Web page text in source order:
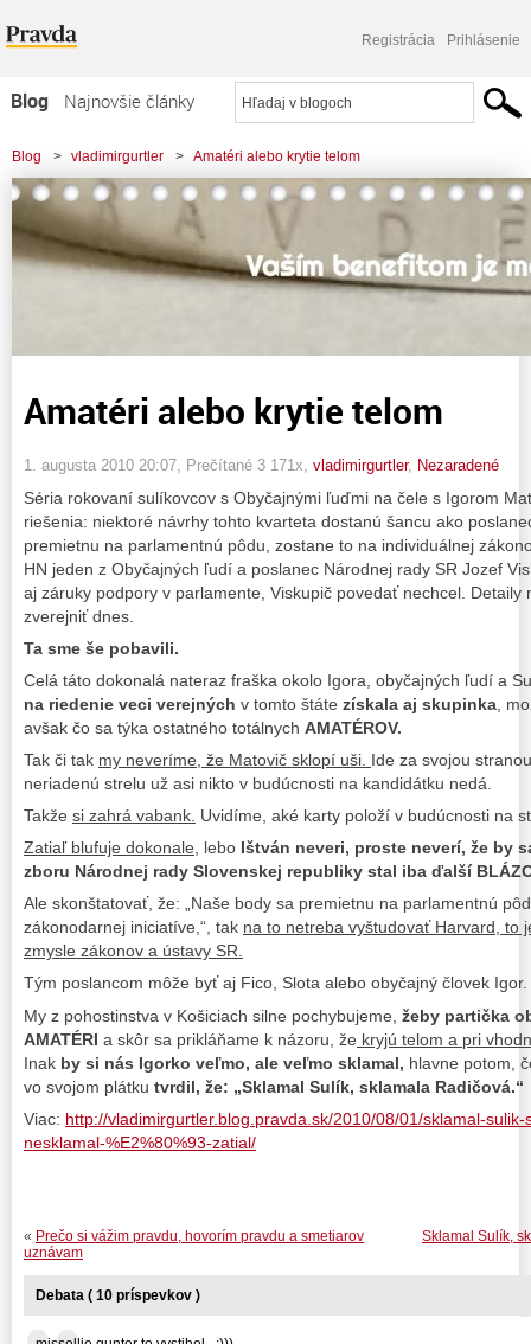
Registrácia Prihlásenie
Blog
Najnovšie články
Najčítanejšie články
Najkomentovanejšie články
Zoznam blogov
Blog > vladimirgurtler > Amatéri alebo krytie telom
Amatéri alebo krytie telom
1. augusta 2010 20:07 , Prečítané 3 171x, vladimirgurtler, Nezaradené
Séria rokovaní sulíkovcov s Obyčajnými ľuďmi na čele s Igorom
riešenia: niektoré návrhy tohto kvarteta dostanú šancu ako
premietnu na parlamentnú pôdu, zostane to na individuálnej
HN jeden z Obyčajných ľudí a poslanec Národnej rady SR Jozef
aj záruky podpory v parlamente, Viskupič povedať nechcel. Detaily
zverejniť dnes.
Ta sme še pobavili.
Celá táto dokonalá nateraz fraška okolo Igora, obyčajných ľudí a
na riedenie veci verejných v tomto štáte získala aj skupinka ,
avšak čo sa týka ostatného totálnych AMATÉROV.
Tak či tak my neveríme, že Matovič sklopí uši. Ide za svojou
neriadenú strelu už asi nikto v budúcnosti na kandidátku nedá.
Takže si zahrá vabank. Uvidíme, aké karty položí v budúcnosti na
Zatiaľ blufuje dokonale, lebo Ištván neveri, proste neverí, že by
zboru Národnej rady Slovenskej republiky stal iba ďalší
Ale skonštatovať, že: „Naše body sa premietnu na parlamentnú
zákonodarnej iniciatíve,“, tak na to netreba vyštudovať Harvard, to
zmysle zákonov a ústavy SR.
Tým poslancom môže byť aj Fico, Slota alebo obyčajný človek Igor.
My z pohostinstva v Košiciach silne pochybujeme, žeby partička
AMATÉRI a skôr sa prikláňame k názoru, že kryjú telom a pri
Inak by si nás Igorko veľmo, ale veľmo sklamal, hlavne potom,
vo svojom plátku tvrdil, že: „Sklamal Sulík, sklamala Radičová.“
Viac: http://vladimirgurtler.blog.pravda.sk/2010/08/01/sklamal-
nesklamal-%E2%80%93-zatial/
Sklamal Sulík,
« Prečo si vážim pravdu, hovorím pravdu a smetiarov
uznávam
Debata ( 10 príspevkov )